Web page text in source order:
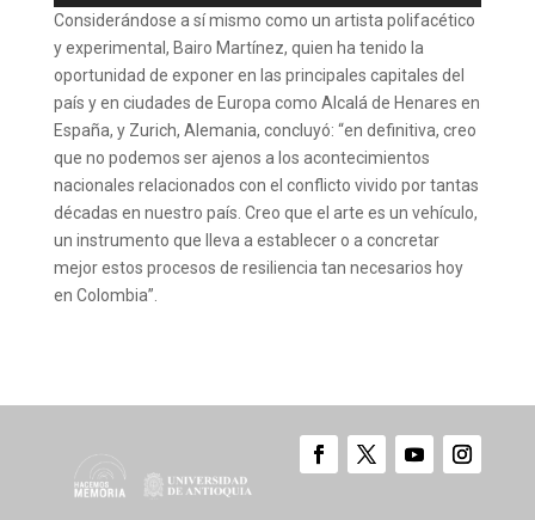
audio
Considerándose a sí mismo como un artista polifacético
y experimental, Bairo Martínez, quien ha tenido la
oportunidad de exponer en las principales capitales del
país y en ciudades de Europa como Alcalá de Henares en
España, y Zurich, Alemania, concluyó: “en definitiva, creo
que no podemos ser ajenos a los acontecimientos
nacionales relacionados con el conflicto vivido por tantas
décadas en nuestro país. Creo que el arte es un vehículo,
un instrumento que lleva a establecer o a concretar
mejor estos procesos de resiliencia tan necesarios hoy
en Colombia”.